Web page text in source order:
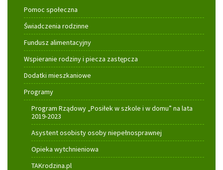
Pomoc społeczna
Świadczenia rodzinne
Fundusz alimentacyjny
Wspieranie rodziny i piecza zastępcza
Dodatki mieszkaniowe
Programy
Program Rządowy „Posiłek w szkole i w domu” na lata
2019-2023
Asystent osobisty osoby niepełnosprawnej
Opieka wytchnieniowa
TAKrodzina.pl